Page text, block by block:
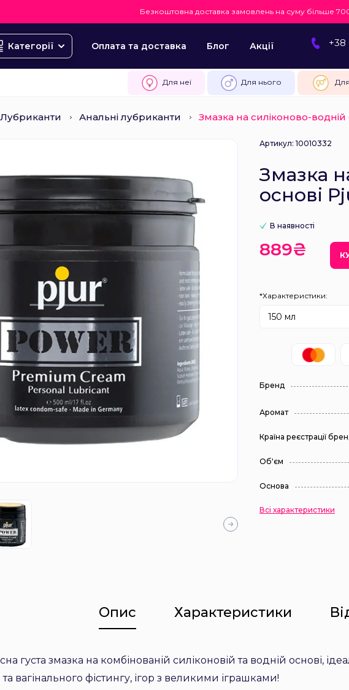
Безкоштовна доставка замовлень на суму більше
Категорії Оплата та доставка Блог Акції +38
Для неї Для нього
Лубриканти Анальні лубриканти Змазка на силіконово-
Артикул: 10010332
Змазка
основі
В наявності
889₴
*Характеристики:
150 мл
Бренд
Аромат
Країна реєстрації
Об'єм
Основа
Всі характеристики
Опис Характеристики
густа змазка на комбінованій силіконовій та водній основі,
вагінального фістингу, ігор з великими іграшками!